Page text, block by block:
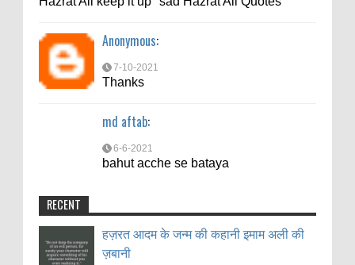
Anonymous:
7-10-2021
Thanks
md aftab:
6-6-2021
bahut acche se bataya
RECENT
हज़रत आदम के जन्म की कहानी इमाम अली की
ज़बानी